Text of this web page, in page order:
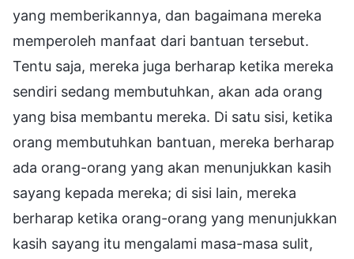
yang memberikannya, dan bagaimana mereka
memperoleh manfaat dari bantuan tersebut.
Tentu saja, mereka juga berharap ketika mereka
sendiri sedang membutuhkan, akan ada orang
yang bisa membantu mereka. Di satu sisi, ketika
orang membutuhkan bantuan, mereka berharap
ada orang-orang yang akan menunjukkan kasih
sayang kepada mereka; di sisi lain, mereka
berharap ketika orang-orang yang menunjukkan
kasih sayang itu mengalami masa-masa sulit,